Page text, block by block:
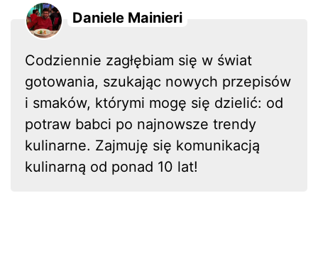
Daniele Mainieri
Codziennie zagłębiam się w świat
gotowania, szukając nowych przepisów
i smaków, którymi mogę się dzielić: od
potraw babci po najnowsze trendy
kulinarne. Zajmuję się komunikacją
kulinarną od ponad 10 lat!